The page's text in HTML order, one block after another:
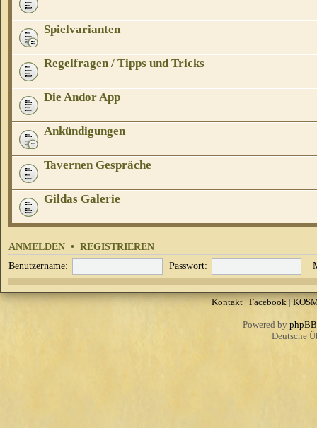
Spielvarianten
Regelfragen / Tipps und Tricks
Die Andor App
Ankündigungen
Tavernen Gespräche
Gildas Galerie
ANMELDEN • REGISTRIEREN
Benutzername: Passwort: |
Kontakt| Facebook|
Powered by phpBB
Deutsche